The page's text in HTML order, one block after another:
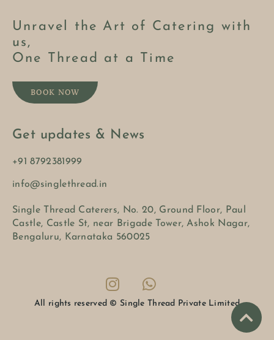
Unravel the Art of Catering with
us,
One Thread at a Time
BOOK NOW
Get updates & News
+91 8792381999
info@singlethread.in
Single Thread Caterers, No. 20, Ground Floor, Paul
Castle, Castle St, near Brigade Tower, Ashok Nagar,
Bengaluru, Karnataka 560025
All rights reserved © Single Thread Private Limited